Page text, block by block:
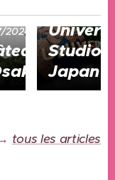
Studios
Japan
tous les articles